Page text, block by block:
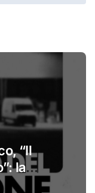
“Il
la